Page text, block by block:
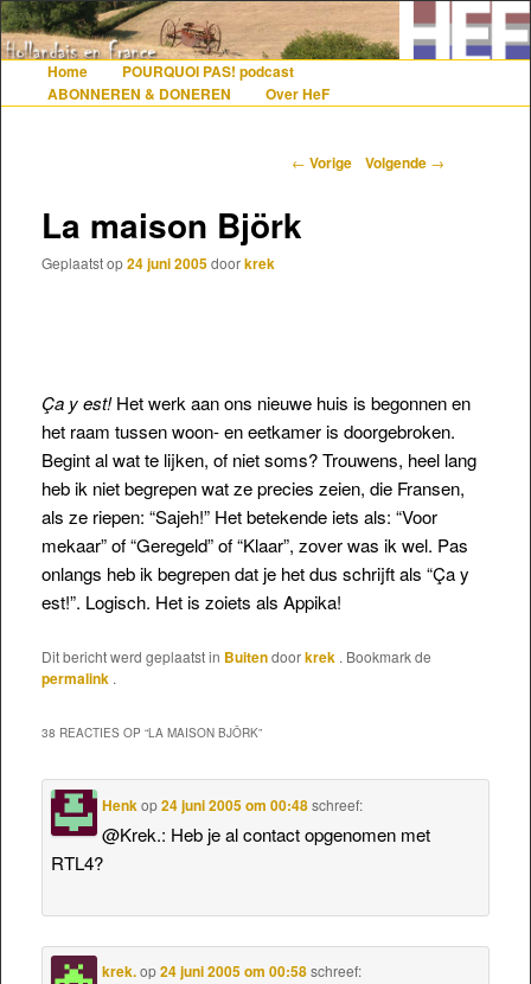
De gezelligste website voor Nederlanders die iets met Frankrijk hebben
HoofdmenuSpring naar de primaire inhoud
Spring naar de secundaire inhoud
Home
POURQUOI PAS! podcast
ABONNEREN & DONEREN
Over HeF
Berichtnavigatie
← Vorige Volgende →
La maison Björk
Geplaatst op24 juni 2005doorkrek
Ça y est!Het werk aan ons nieuwe huis is begonnen en
het raam tussen woon- en eetkamer is doorgebroken.
Begint al wat te lijken, of niet soms? Trouwens, heel lang
heb ik niet begrepen wat ze precies zeien, die Fransen,
als ze riepen: “Sajeh!” Het betekende iets als: “Voor
mekaar” of “Geregeld” of “Klaar”, zover was ik wel. Pas
onlangs heb ik begrepen dat je het dus schrijft als “Ça y
est!”. Logisch. Het is zoiets als Appika!
Dit bericht werd geplaatst in Buitendoorkrek . Bookmark de
permalink .
38 REACTIES OP “LA MAISON BJÖRK”
Henkop24 juni 2005 om 00:48 schreef:
@Krek.: Heb je al contact opgenomen met
RTL4?
krek.op24 juni 2005 om 00:58 schreef: